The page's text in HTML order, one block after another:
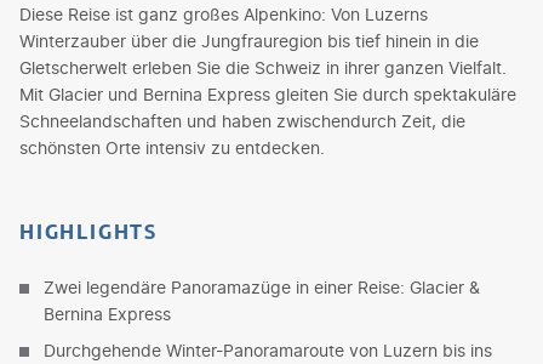
Diese Reise ist ganz großes Alpenkino: Von Luzerns
Winterzauber über die Jungfrauregion bis tief hinein in die
Gletscherwelt erleben Sie die Schweiz in ihrer ganzen Vielfalt.
Mit Glacier und Bernina Express gleiten Sie durch spektakuläre
Schneelandschaften und haben zwischendurch Zeit, die
schönsten Orte intensiv zu entdecken.
HIGHLIGHTS
Zwei legendäre Panoramazüge in einer Reise: Glacier &
Bernina Express
Durchgehende Winter-Panoramaroute von Luzern bis ins